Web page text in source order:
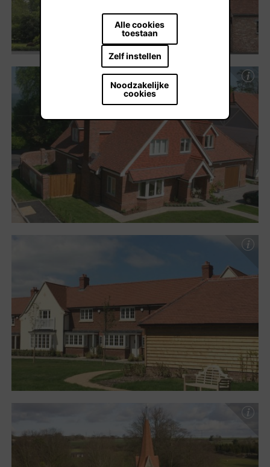
Alle cookies
toestaan
Zelf instellen
Noodzakelijke
cookies